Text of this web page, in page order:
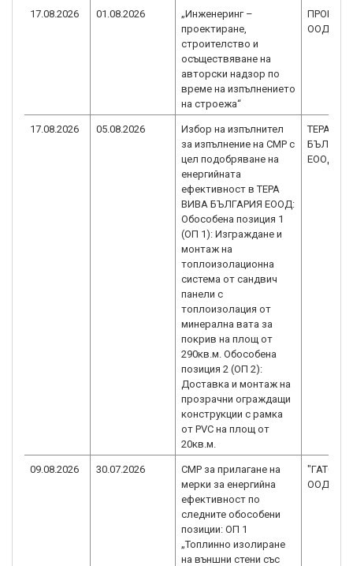
17.08.2026 01.08.2026
„Инженеринг –
проектиране,
строителство и
осъществяване на
авторски надзор по
време на изпълнението
на строежа“
ПРОГРЕС
ООД
17.08.2026 05.08.2026
Избор на изпълнител
за изпълнение на СМР с
цел подобряване на
енергийната
ефективност в ТЕРА
ВИВА БЪЛГАРИЯ ЕООД:
Обособена позиция 1
(ОП 1): Изграждане и
монтаж на
топлоизолационна
система от сандвич
панели с
топлоизолация от
минерална вата за
покрив на площ от
290кв.м. Обособена
позиция 2 (ОП 2):
Доставка и монтаж на
прозрачни ограждащи
конструкции с рамка
от PVC на площ от
20кв.м.
ТЕРА
ЕООД
09.08.2026 30.07.2026
СМР за прилагане на
мерки за енергийна
ефективност по
следните обособени
позиции: ОП 1
„Топлинно изолиране
на външни стени със
"ГАТО
ООД